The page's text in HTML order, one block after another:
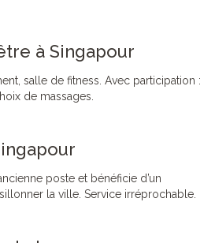
à Singapour
salle de fitness. Avec participation :
de massages.
poste et bénéficie d’un
la ville. Service irréprochable.